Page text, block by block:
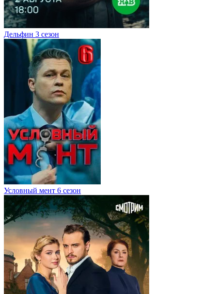
Дельфин 3 сезон
Условный мент 6 сезон